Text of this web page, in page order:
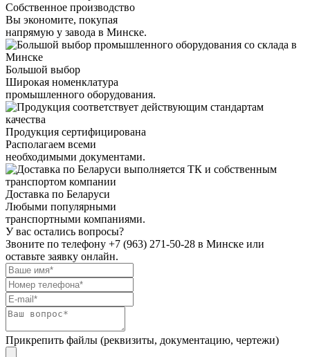
Собственное производство
Вы экономите, покупая
напрямую у завода в Минске.
Большой выбор
Широкая номенклатура
промышленного оборудования.
Продукция сертифицирована
Располагаем всеми
необходимыми документами.
Доставка по Беларуси
Любыми популярными
транспортными компаниями.
У вас остались вопросы?
Звоните по телефону +7 (963) 271-50-28 в Минске или
оставьте заявку онлайн.
Прикрепить файлы (реквизиты, документацию, чертежи)